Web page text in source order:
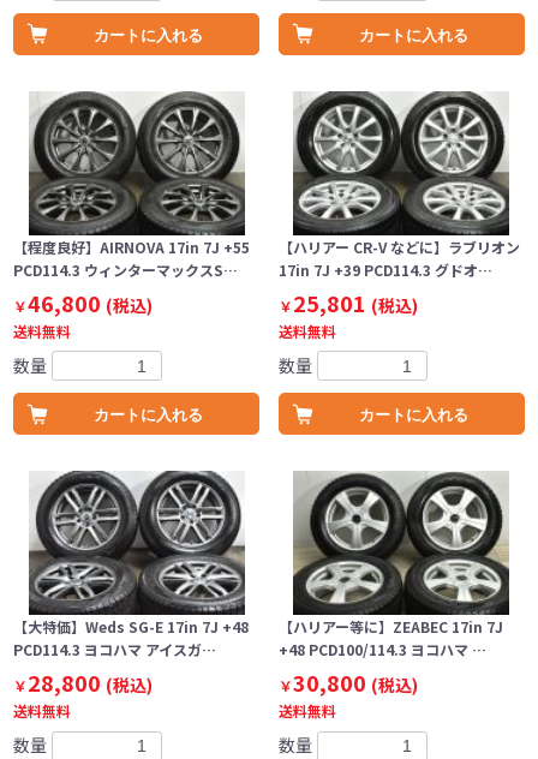
カートに入れる カートに入れる
【程度良好】AIRNOVA 17in 7J +55
PCD114.3 ウィンターマックスS…
￥46,800 (税込)
送料無料
数量
カートに入れる
【ハリアー CR-V などに】ラブリオン
17in 7J +39 PCD114.3 グドオ…
￥25,801 (税込)
送料無料
数量
カートに入れる
【大特価】Weds SG-E 17in 7J +48
PCD114.3 ヨコハマ アイスガ…
￥28,800 (税込)
送料無料
数量
【ハリアー等に】ZEABEC 17in 7J
+48 PCD100/114.3 ヨコハマ …
￥30,800 (税込)
送料無料
数量